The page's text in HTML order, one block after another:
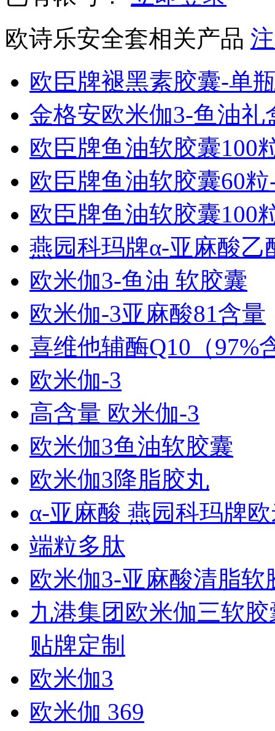
欧诗乐安全套相关产品
欧臣牌褪黑素胶囊-单
金格安欧米伽3-鱼油礼
欧臣牌鱼油软胶囊100
欧臣牌鱼油软胶囊60
欧臣牌鱼油软胶囊100
燕园科玛牌α-亚麻酸乙
欧米伽3-鱼油 软胶囊
欧米伽-3亚麻酸81含量
喜维他辅酶Q10（97%
欧米伽-3
高含量 欧米伽-3
欧米伽3鱼油软胶囊
欧米伽3降脂胶丸
α-亚麻酸 燕园科玛牌
端粒多肽
欧米伽3-亚麻酸清脂软
九港集团欧米伽三软
贴牌定制
欧米伽3
欧米伽 369